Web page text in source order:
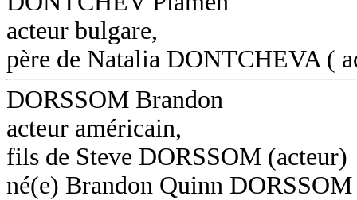
acteur bulgare,
père de Natalia DONTCHEVA (
DORSSOM Brandon
acteur américain,
fils de Steve DORSSOM (acteur)
né(e) Brandon Quinn DORSSOM